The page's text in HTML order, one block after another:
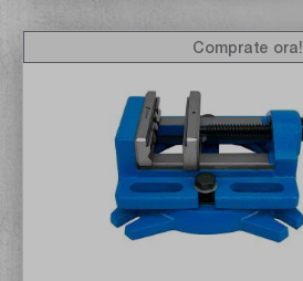
Comprate ora!